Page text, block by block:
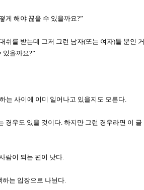
게 해야 끊을 수 있을까요?”
쉬를 받는데 그저 그런 남자(또는 여자)들 뿐인 거
있을까요?”
는 사이에 이미 일어나고 있을지도 모른다.
경우도 있을 것이다. 하지만 그런 경우라면 이 글
람이 되는 편이 낫다.
하는 입장으로 나뉜다.